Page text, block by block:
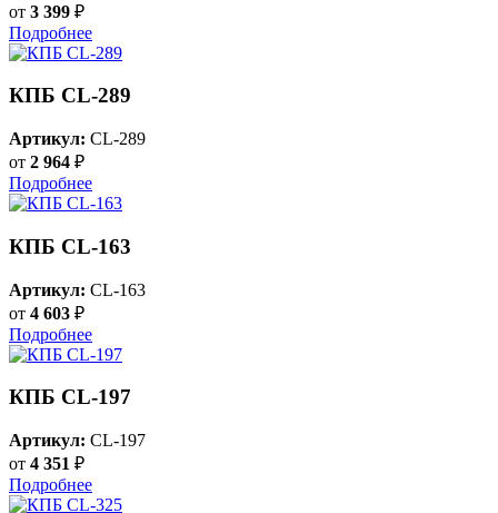
от 3 399 ₽
Подробнее
КПБ CL-289
Артикул: CL-289
от 2 964 ₽
Подробнее
КПБ CL-163
Артикул: CL-163
от 4 603 ₽
Подробнее
КПБ CL-197
Артикул: CL-197
от 4 351 ₽
Подробнее